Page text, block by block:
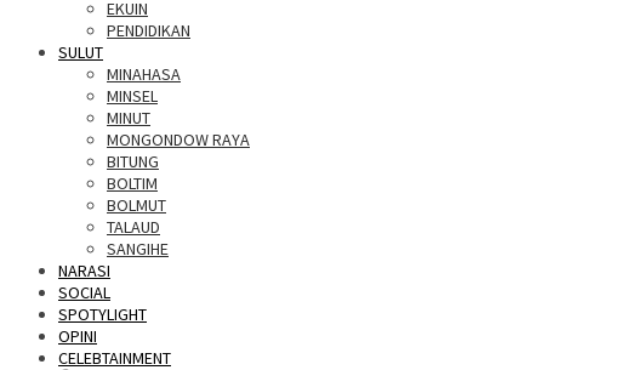
EKUIN
PENDIDIKAN
SULUT
MINAHASA
MINSEL
MINUT
MONGONDOW RAYA
BITUNG
BOLTIM
BOLMUT
TALAUD
SANGIHE
NARASI
SOCIAL
SPOTYLIGHT
OPINI
CELEBTAINMENT